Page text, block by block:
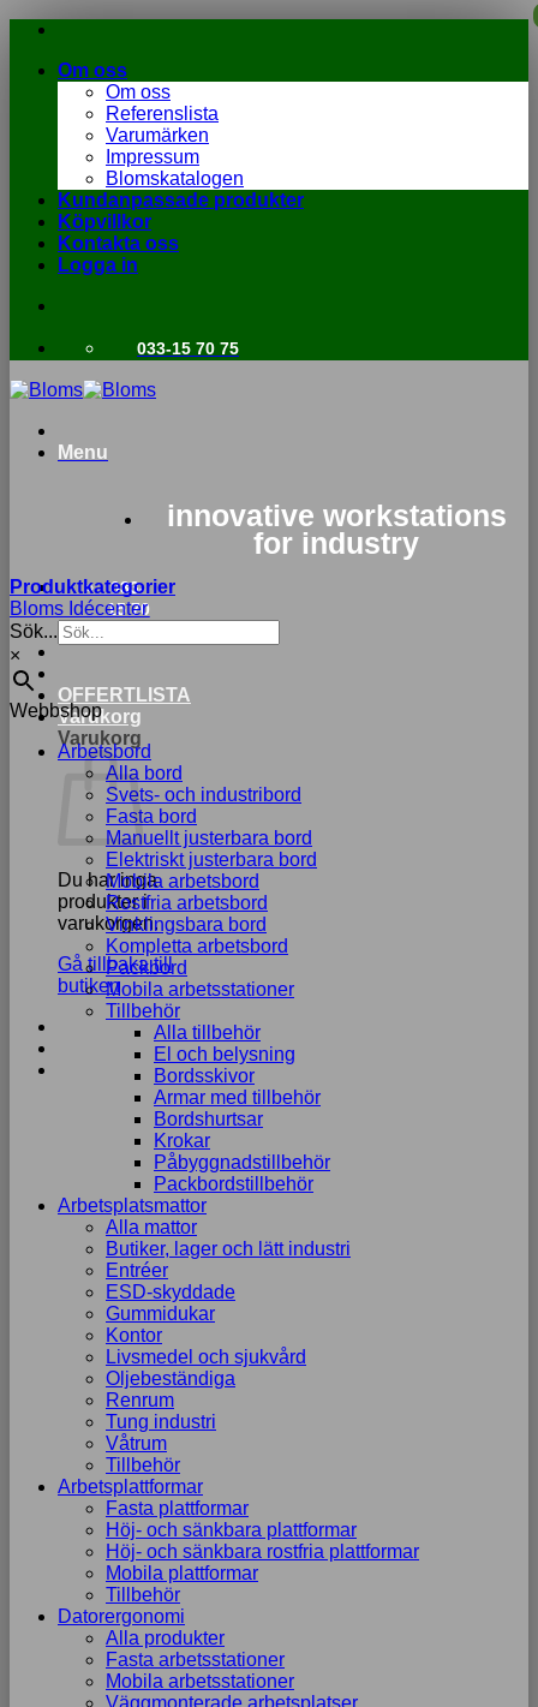
Skip
contentOm oss
Om oss
Referenslista
Varumärken
Impressum
Blomskatalogen
Kundanpassade produkter
Köpvillkor
Kontakta oss
Logga in
033-15 70 75
Menu
innovative workstations
for industry
033-
15 70
OFFERTLISTA
Varukorg
Varukorg
Du har inga
produkter i
varukorgen.
Gå tillbaka till
butiken
Produktkategorier
Bloms Idécenter
Sök...
×
Webbshop
Arbetsbord
Alla bord
Svets- och industribord
Fasta bord
Manuellt justerbara bord
Elektriskt justerbara bord
Mobila arbetsbord
Rostfria arbetsbord
Vinklingsbara bord
Kompletta arbetsbord
Packbord
Mobila arbetsstationer
Tillbehör
Alla tillbehör
El och belysning
Bordsskivor
Armar med tillbehör
Bordshurtsar
Krokar
Påbyggnadstillbehör
Packbordstillbehör
Arbetsplatsmattor
Alla mattor
Butiker, lager och lätt industri
Entréer
ESD-skyddade
Gummidukar
Kontor
Livsmedel och sjukvård
Oljebeständiga
Renrum
Tung industri
Våtrum
Tillbehör
Arbetsplattformar
Fasta plattformar
Höj- och sänkbara plattformar
Höj- och sänkbara rostfria plattformar
Mobila plattformar
Tillbehör
Datorergonomi
Alla produkter
Fasta arbetsstationer
Mobila arbetsstationer
Väggmonterade arbetsplatser